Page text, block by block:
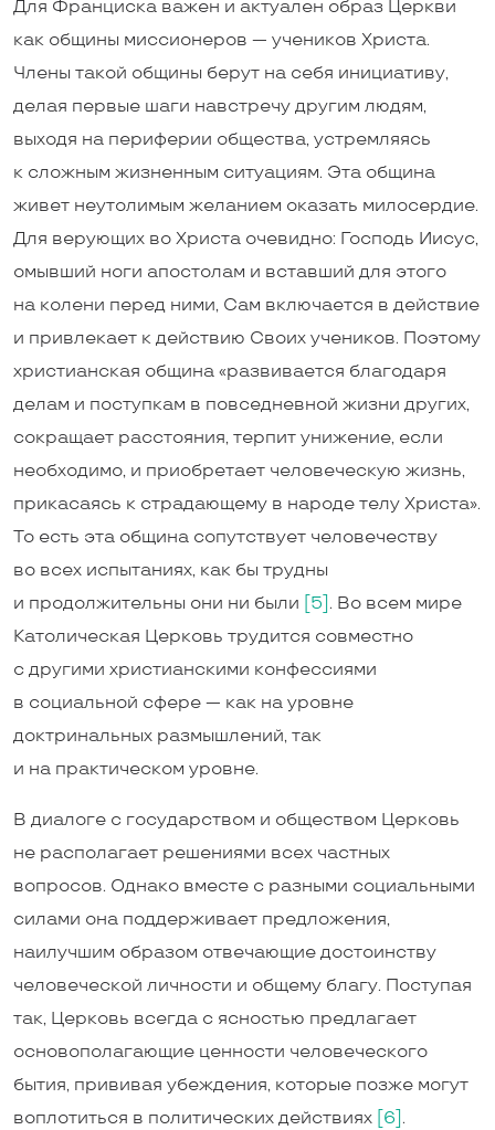
Для Франциска важен и актуален образ Церкви
как общины миссионеров — учеников Христа.
Члены такой общины берут на себя инициативу,
делая первые шаги навстречу другим людям,
выходя на периферии общества, устремляясь
к сложным жизненным ситуациям. Эта община
живет неутолимым желанием оказать милосердие.
Для верующих во Христа очевидно: Господь Иисус,
омывший ноги апостолам и вставший для этого
на колени перед ними, Сам включается в действие
и привлекает к действию Своих учеников. Поэтому
христианская община «развивается благодаря
делам и поступкам в повседневной жизни других,
сокращает расстояния, терпит унижение, если
необходимо, и приобретает человеческую жизнь,
прикасаясь к страдающему в народе телу Христа».
То есть эта община сопутствует человечеству
во всех испытаниях, как бы трудны
и продолжительны они ни были
[5] . Во всем мире
Католическая Церковь трудится совместно
с другими христианскими конфессиями
в социальной сфере — как на уровне
доктринальных размышлений, так
и на практическом уровне.
В диалоге с государством и обществом Церковь
не располагает решениями всех частных
вопросов. Однако вместе с разными социальными
силами она поддерживает предложения,
наилучшим образом отвечающие достоинству
человеческой личности и общему благу. Поступая
так, Церковь всегда с ясностью предлагает
основополагающие ценности человеческого
бытия, прививая убеждения, которые позже могут
воплотиться в политических действиях [6] .